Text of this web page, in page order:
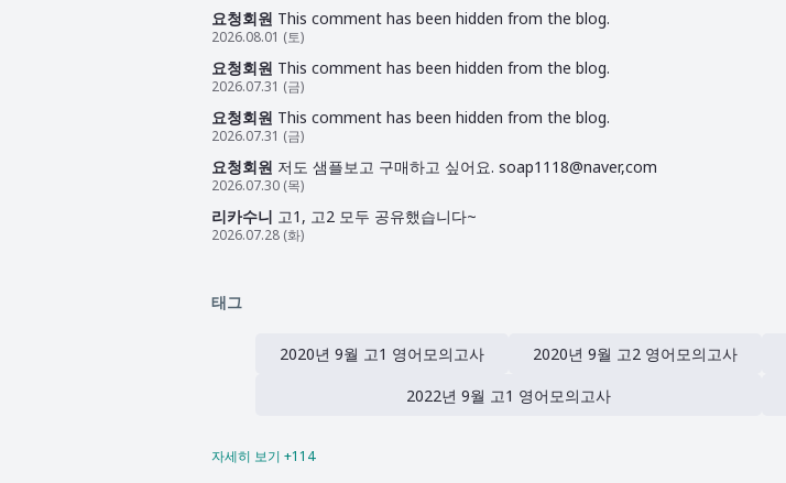
요청회원 This comment has been hidden from the blog.
2026.08.01 (토)
요청회원 This comment has been hidden from the blog.
2026.07.31 (금)
요청회원 This comment has been hidden from the blog.
2026.07.31 (금)
요청회원 저도 샘플보고 구매하고 싶어요. soap1118@naver,com
2026.07.30 (목)
리카수니 고1, 고2 모두 공유했습니다~
2026.07.28 (화)
태그
2020년 9월 고1 영어모의고사 2020년 9월 고2 영어모의고사
2022년 9월 고1 영어모의고사
2023년 9월 고1 영어모의고사
자세히 보기 +114